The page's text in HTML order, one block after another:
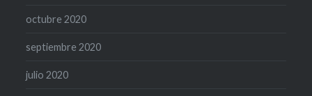
octubre 2020
septiembre 2020
julio 2020